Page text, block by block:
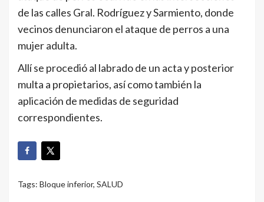
de las calles Gral. Rodríguez y Sarmiento, donde
vecinos denunciaron el ataque de perros a una
mujer adulta.
Allí se procedió al labrado de un acta y posterior
multa a propietarios, así como también la
aplicación de medidas de seguridad
correspondientes.
Tags: Bloque inferior, SALUD